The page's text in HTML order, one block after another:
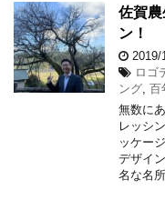
佐賀
ン！
2019/
ロゴ
ング 百
無数に
レッシ
ッケー
デザイ
名な名